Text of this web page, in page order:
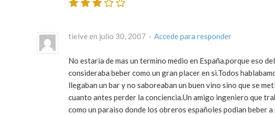
tielve en julio 30, 2007 · Accede para responder
No estaria de mas un termino medio en España.porque eso
consideraba beber como un gran placer en si.Todos
llegaban un bar y no saboreaban un buen vino sino que se
cuanto antes perder la conciencia.Un amigo ingeniero que
como un paraiso donde los obreros españoles podian beber